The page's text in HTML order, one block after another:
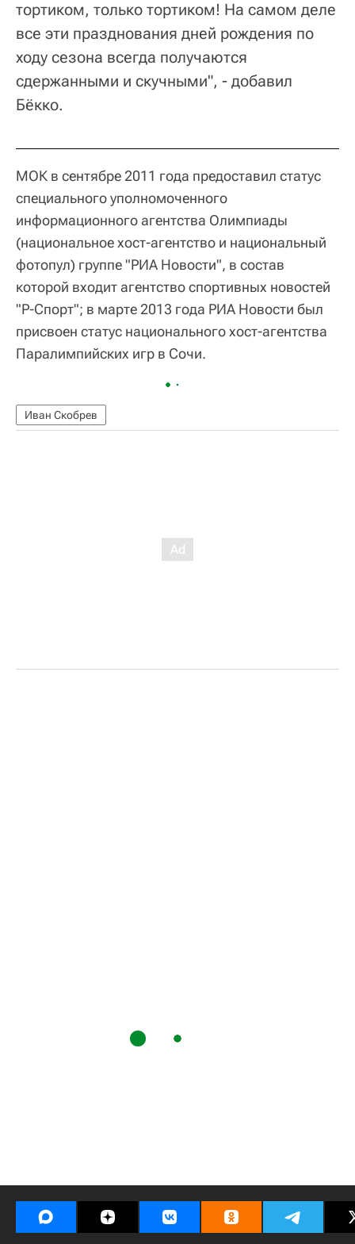
тортиком, только тортиком! На самом деле
все эти празднования дней рождения по
ходу сезона всегда получаются
сдержанными и скучными", - добавил
Бёкко.
МОК в сентябре 2011 года предоставил статус
специального уполномоченного
информационного агентства Олимпиады
(национальное хост-агентство и национальный
фотопул) группе "РИА Новости", в состав
которой входит агентство спортивных новостей
"Р-Спорт"; в марте 2013 года РИА Новости был
присвоен статус национального хост-агентства
Паралимпийских игр в Сочи.
Иван Скобрев